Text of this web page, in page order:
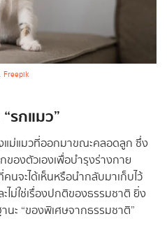
Freepik
รกแมว”
แม่แมวที่ออกมาขณะคลอดลูก ซึ่ง
องตัวเองเพื่อบำรุงร่างกาย
จะได้เห็นหรือนำกลับมาเก็บไว้
ะไม่ใช่เรื่องปกติของธรรมชาติ ยิ่ง
นะ “ของพิเศษจากธรรมชาติ”